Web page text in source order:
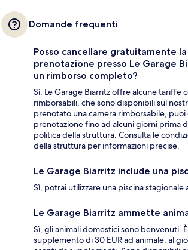
Domande frequenti
Posso cancellare gratuitamente la
prenotazione presso Le Garage
un rimborso completo?
Sì, Le Garage Biarritz offre alcune tariffe
rimborsabili, che sono disponibili sul
prenotato una camera rimborsabile, puoi
prenotazione fino ad alcuni giorni prima
politica della struttura. Consulta le
della struttura per informazioni precise.
Le Garage Biarritz include una
Sì, potrai utilizzare una piscina stagionale
Le Garage Biarritz ammette
Sì, gli animali domestici sono benvenuti.
supplemento di 30 EUR ad animale, al